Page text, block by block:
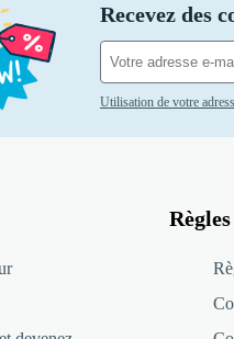
Recevez des
Utilisation de votre